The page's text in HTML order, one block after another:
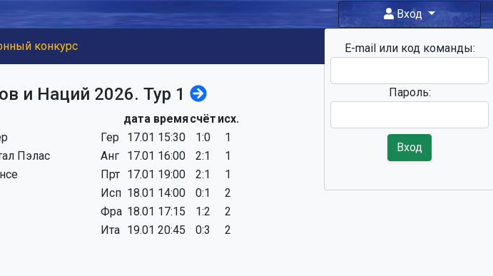
Вход
E-mail или код команды:
Пароль:
Вход
конкурс
и Наций 2026. Тур 1
дата времясчёт исх.
Гер 17.01 15:30 1:0
1
Пэлас Анг 17.01 16:00 2:1
1
Прт 17.01 19:00 2:1
1
Исп 18.01 14:00 0:1
2
Фра 18.01 17:15 1:2
2
Ита 19.01 20:45 0:3
2
зона